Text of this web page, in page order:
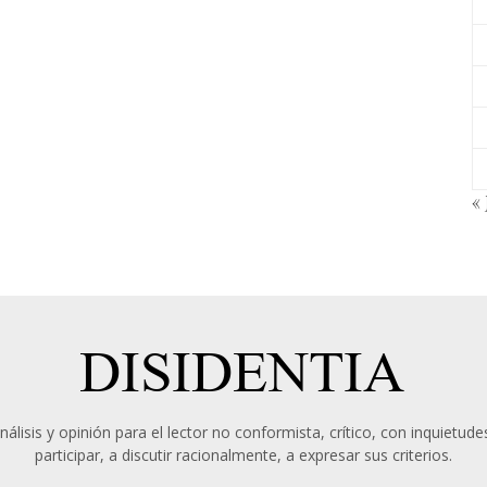
«
y opinión para el lector no conformista, crítico, con
participar, a discutir racionalmente, a expresar sus criterios.